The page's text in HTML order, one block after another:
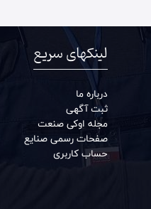
لینکهای سریع
درباره ما
ثبت آگهی
مجله اوکی صنعت
صفحات رسمی صنایع
حساب کاربری